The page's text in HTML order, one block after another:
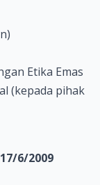
Etika Emas
(kepada pihak
6/2009